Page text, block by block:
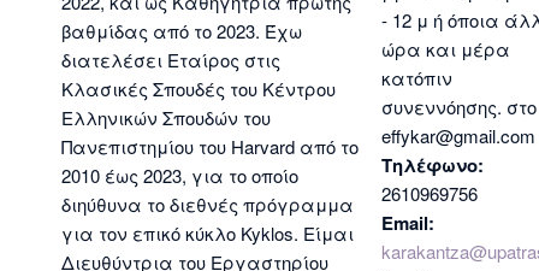
βαθμίδας από το 2023. Έχω
διατελέσει Εταίρος στις
Κλασικές Σπουδές του Κέντρου
Ελληνικών Σπουδών του
Πανεπιστημίου του Harvard από το
2010 έως 2023, για το οποίο
διηύθυνα το διεθνές πρόγραμμα
για τον επικό κύκλο Kyklos. Είμαι
Διευθύντρια του Εργαστηρίου
- 12 μ ή όποια
ώρα και μέρα
κατόπιν
συνεννόησης. στο
effykar@gmail.com
Τηλέφωνο:
2610969756
Email: